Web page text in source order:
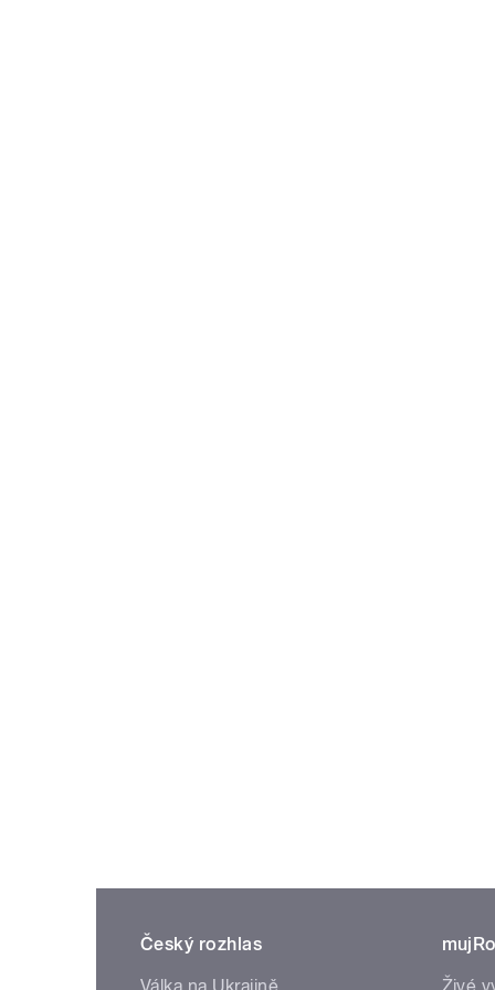
Český rozhlas